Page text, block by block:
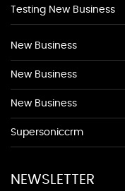
Testing New Business
New Business
New Business
New Business
Supersoniccrm
NEWSLETTER